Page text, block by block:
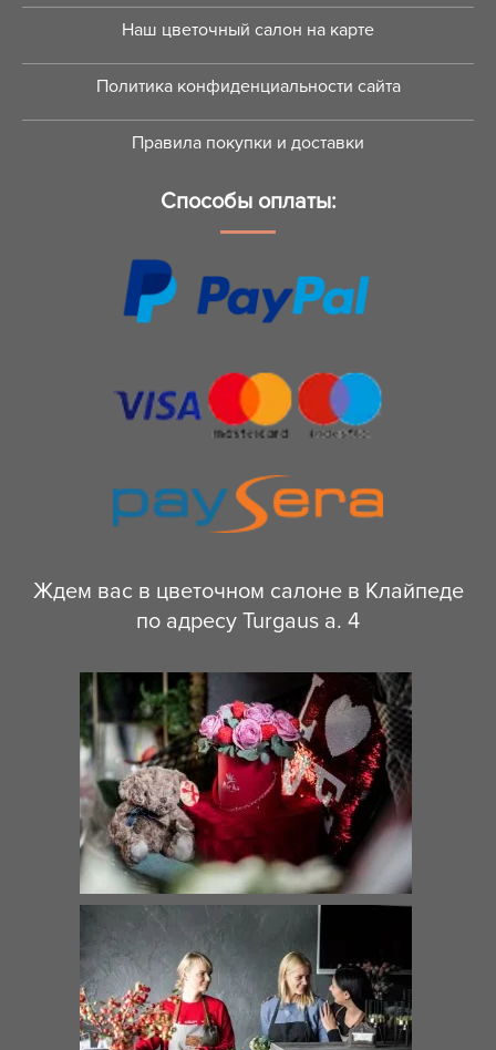
Наш цветочный салон на карте
Политика конфиденциальности сайта
Правила покупки и доставки
Способы оплаты:
Ждем вас в цветочном салоне в Клайпеде
по адресу Turgaus a. 4